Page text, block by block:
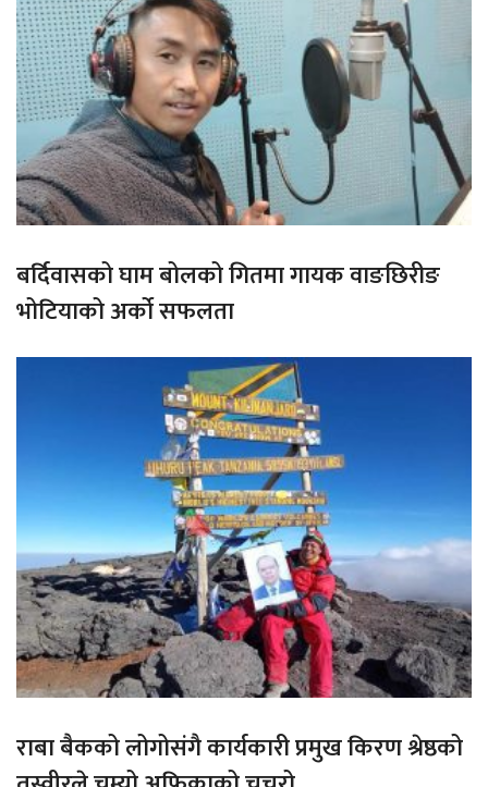
बर्दिवासको घाम बोलको गितमा गायक वाङछिरीङ
भोटियाको अर्को सफलता
राबा बैकको लोगोसंगै कार्यकारी प्रमुख किरण श्रेष्ठको